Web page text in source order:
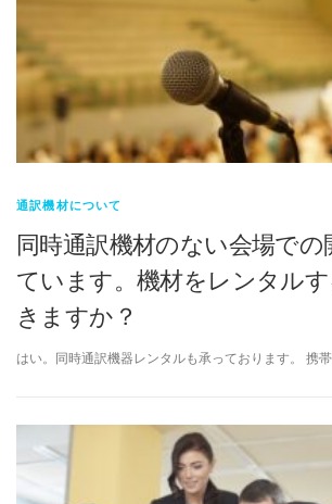
通訳機材について
同時通訳機材のない会場での
ています。機材をレンタル
きますか？
はい。同時通訳機器レンタルも承っております。 携